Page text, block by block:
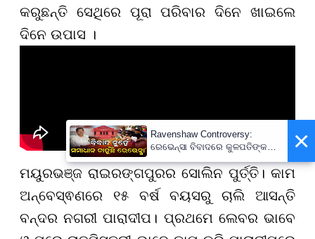
କରୁଛନ୍ତି ସେଥିରେ ପୂରା ପରିବାର ଦିନେ ଖାଇଲେ
ଦିନେ ଉପାସ ।
ମୟୁରଭଞ୍ଜ ରାଇରଙ୍ଗପୁରର ସୋଲିନ ପୁର୍ତ୍ତି। କାମ
ଅନ୍ବେସ୍ଵଣରେ ୧୫ ବର୍ଷ ବୟସରୁ ଚାଲି ଆସନ୍ତି
ବନ୍ଦର ନଗରୀ ପାରାଦୀପ। ପ୍ରଥମେ ଲେବର ଭାବେ
×
Ravenshaw Controversy:
ରେଭେନ୍ସା ବିବାଦରେ କୁଳପତିଙ୍କ
ପ୍ରଥମ ପ୍ରତିକ୍ରିୟା- 'ଅନାବଶ୍ୟକ
ଥିଲା ଘଟଣା'